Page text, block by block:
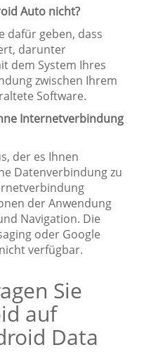
Auto nicht?
dafür geben, dass
darunter
dem System Ihres
zwischen Ihrem
Software.
Internetverbindung
der es Ihnen
Datenverbindung zu
der Anwendung
Navigation. Die
oder Google
verfügbar.
Sie
auf
Data